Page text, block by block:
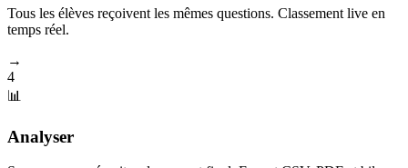
Tous les élèves reçoivent les mêmes questions. Classement live en
temps réel.
→
4
📊
Analyser